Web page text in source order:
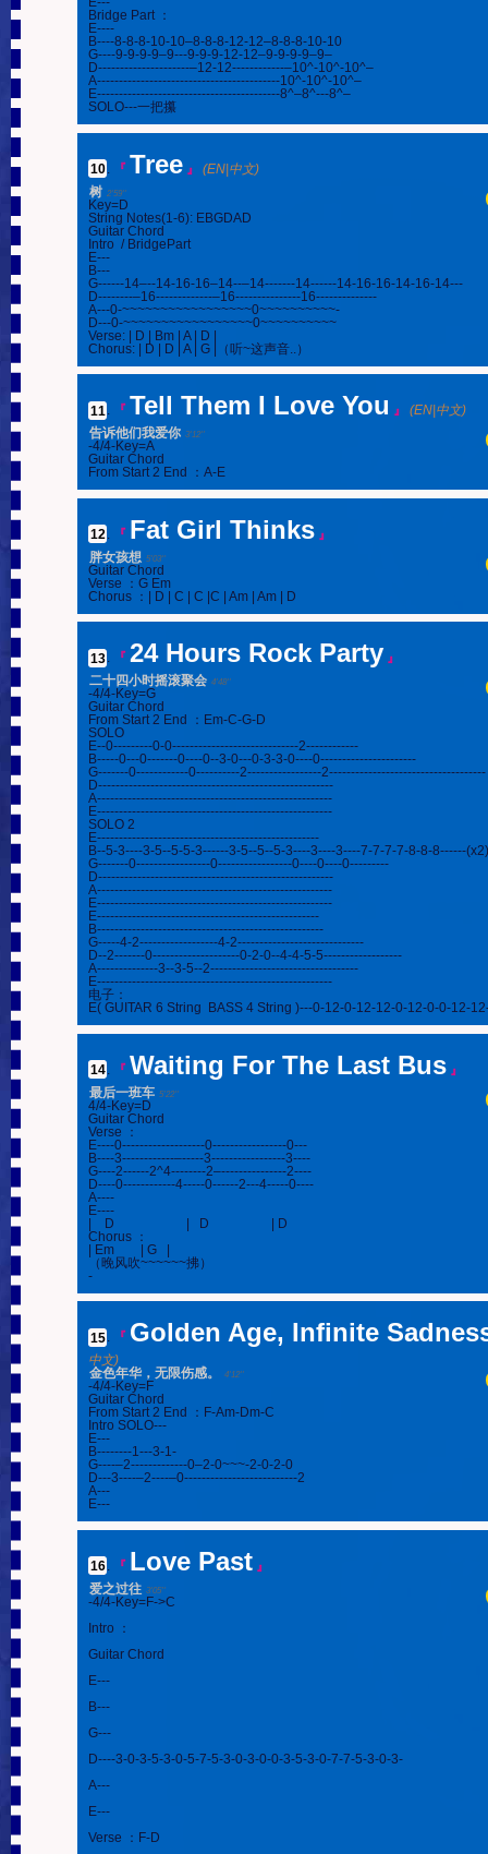
Bridge Part ：
E----
B----8-8-8-10-10–8-8-8-12-12–8-8-8-10-10
G----9-9-9-9–9---9-9-9-12-12–9-9-9-9–9–
D---------------------–12-12------------–10^-10^-10^–
A------------------------------------------10^-10^-10^–
E------------------------------------------8^–8^---8^–
SOLO---一把攥
10. 『 Tree 』
(EN|中文)
树 2'59''
Key=D
String Notes(1-6): EBGDAD
Guitar Chord
Intro  / BridgePart
E---
B---
G------14–--14-16-16–14--–14-------14------14-16-16-14-16-14---
D--------–16-------------–16---------------16--------------
A---0-~~~~~~~~~~~~~~~~~0~~~~~~~~~~-
D---0-~~~~~~~~~~~~~~~~~0~~~~~~~~~~
Verse: | D | Bm | A | D |
Chorus: | D | D | A | G |（听~这声音..）
11 . 『 Tell Them I Love You 』
(EN|中文)
告诉他们我爱你 3'12''
-4/4-Key=A
Guitar Chord
From Start 2 End ：A-E
12. 『 Fat Girl Thinks 』
胖女孩想 5'03''
Guitar Chord
Verse ：G Em
Chorus ：| D | C | C |C | Am | Am | D
13. 『 24 Hours Rock Party 』
二十四小时摇滚聚会 4'48''
-4/4-Key=G
Guitar Chord
From Start 2 End ：Em-C-G-D
SOLO
E--0---------0-0-----------------------------2------------
B-----0---0-------0----0--3-0---0-3-3-0----0----------------------
G-------0------------0----------2-----------------2------------------------------------
D------------------------------------------------------
A------------------------------------------------------
E------------------------------------------------------
SOLO 2
E---------------------------------------------------
B--5-3----3-5--5-5-3------3-5--5--5-3----3----3----7-7-7-7-8-8-8------
G-------0-----------------0-----------------0----0----0---------
D------------------------------------------------------
A------------------------------------------------------
E------------------------------------------------------
E---------------------------------------------------
B----------------------------------------------------
G-----4-2------------------4-2-----------------------------
D--2-------0--------------------0-2-0--4-4-5-5------------------
A--------------3--3-5--2----------------------------------
E------------------------------------------------------
电子：
E( GUITAR 6 String  BASS 4 String )---0-12-0-12-12-0-12-0-0-12-
14. 『 Waiting For The Last Bus 』
最后一班车 5'22''
4/4-Key=D
Guitar Chord
Verse ：
E----0-------------------0-----------------0---
B----3------------–-----3-----------------3----
G----2------2^4--------2–---------------2----
D----0------------4-----0------2---4-----0----
A----
E----
|    D                      |   D                   | D
Chorus ：
| Em        | G   |
（晚风吹~~~~~~拂）
-
15. 『 Golden Age, Infinite
中文)
金色年华，无限伤感。
4'12''
-4/4-Key=F
Guitar Chord
From Start 2 End ：F-Am-Dm-C
Intro SOLO---
E---
B--------1---3-1-
G----–2-------------0–2-0~~~-2-0-2-0
D---3----–2----–0--------------------------2
A---
E---
16. 『 Love Past 』
爱之过往 3'05''
-4/4-Key=F->C
Intro ：
Guitar Chord
E---
B---
G---
D----3-0-3-5-3-0-5-7-5-3-0-3-0-0-3-5-3-0-7-7-5-3-0-3-
A---
E---
Verse ：F-D